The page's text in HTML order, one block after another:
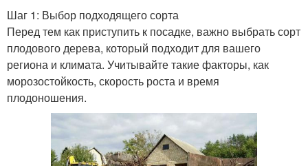
Шаг 1: Выбор подходящего сорта
Перед тем как приступить к посадке, важно выбрать сорт
плодового дерева, который подходит для вашего
региона и климата. Учитывайте такие факторы, как
морозостойкость, скорость роста и время
плодоношения.